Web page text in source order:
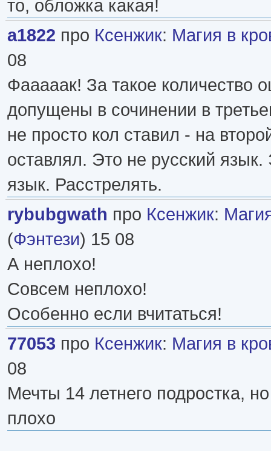
то, обложка какая!
a1822 про Ксенжик: Магия в
08
Фааааак! За такое количество
допущены в сочинении в
не просто кол ставил - на
оставлял. Это не русский
язык. Расстрелять.
rybubgwath про Ксенжик:
(Фэнтези) 15 08
А неплохо!
Совсем неплохо!
Особенно если вчитаться!
77053 про Ксенжик: Магия в
08
Мечты 14 летнего подростка,
плохо